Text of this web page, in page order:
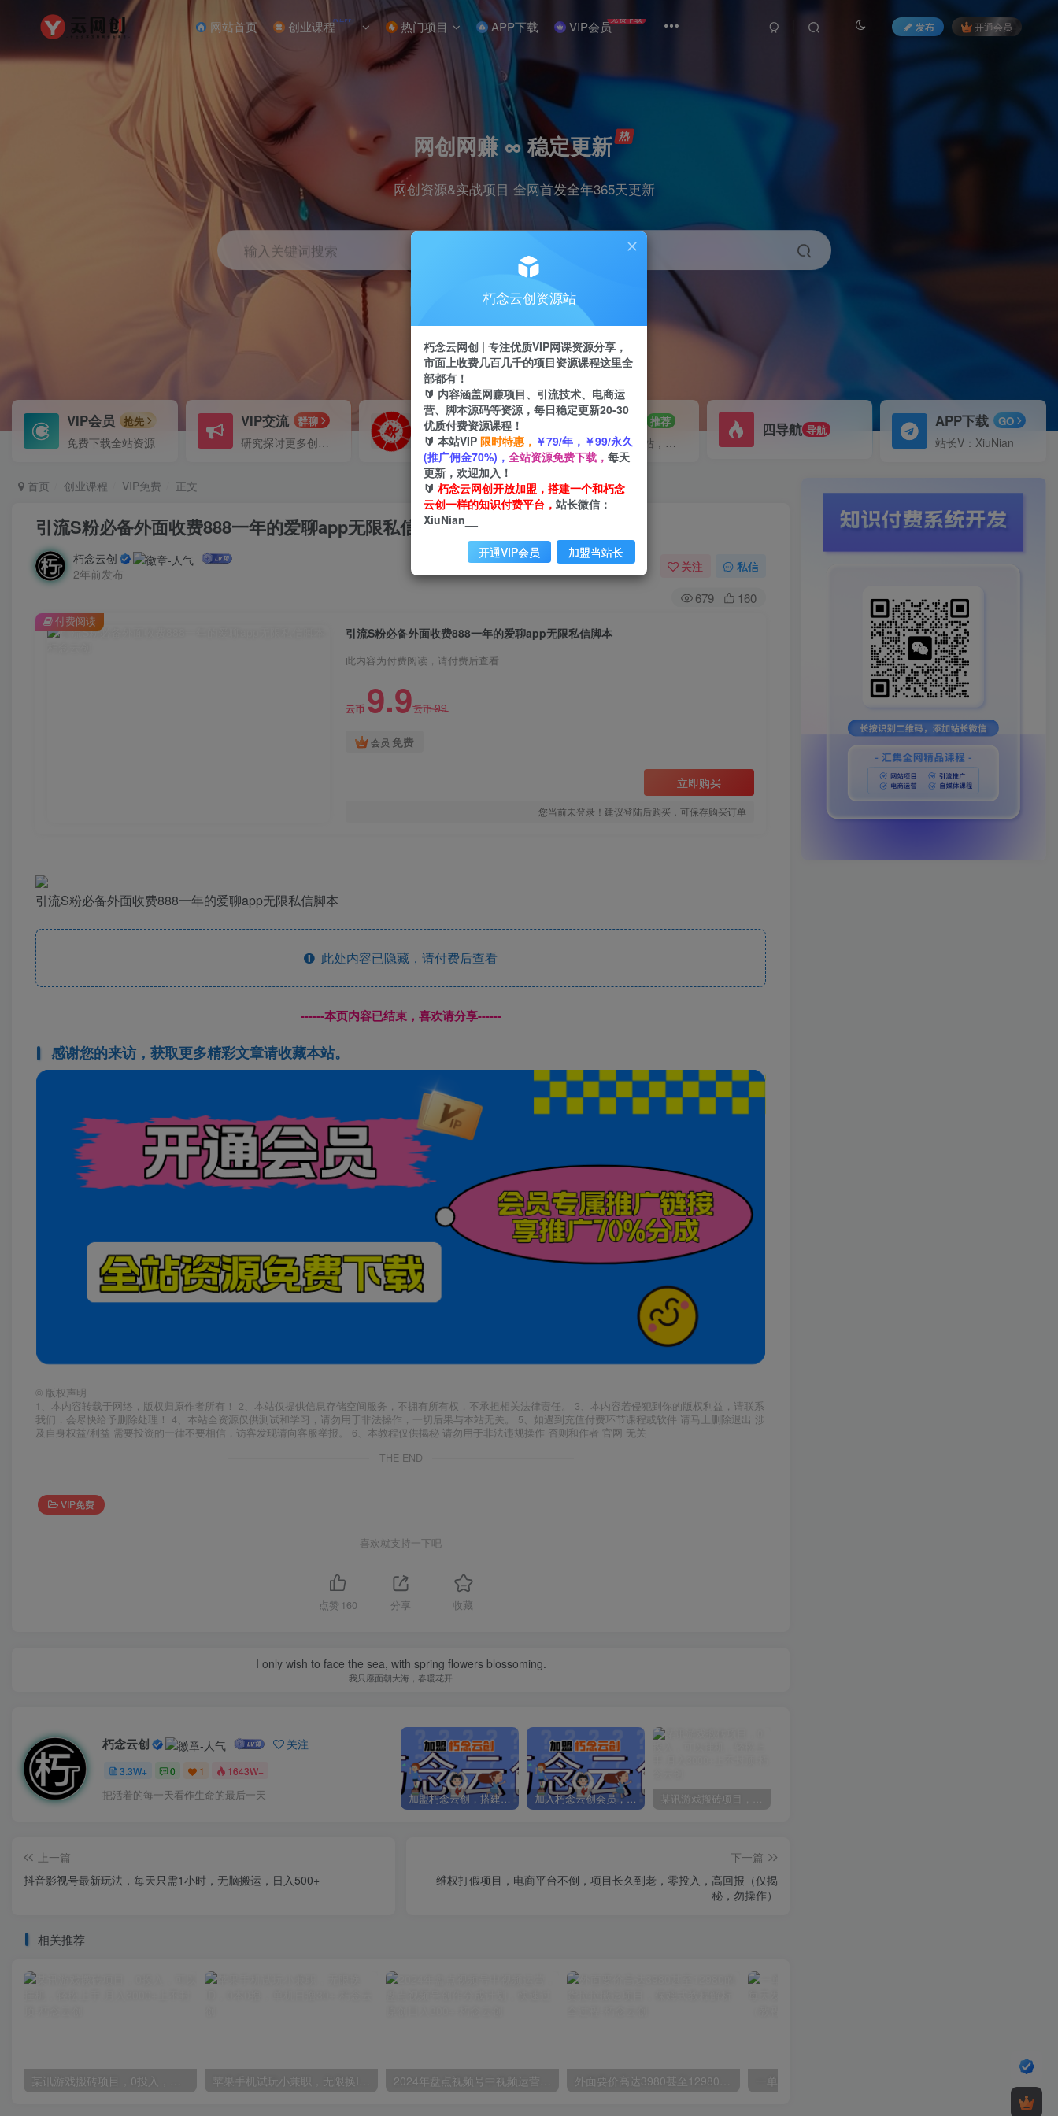
网站首页 创业课程NEW 热门项目 APP下载 VIP会员免费下载
发布 开通会员
网创网赚 ∞ 稳定更新
网创资源&实战项目 全网首发全年365天更新
输入关键词搜索
小红书 挂机 快手
VIP会员 抢先
免费下载全站资源
VIP交流 群聊
研究探讨更多创业项目路子。
VIP推广
70%分佣
会员专属推广链接
招募站长 推荐
搭建同款网站，自己当老板
四导航 导航 APP下载 GO
站长V：XiuNian__
首页 创业课程 VIP免费 正文
引流S粉必备外面收费888一年的爱聊app无限私信脚本
朽念云创
2年前发布
关注 私信
679 160
引流S粉必备外面收费888一年的爱聊app无限私信脚本
此内容为付费阅读，请付费后查看
云币 9.9云币99
会员 免费
立即购买
您当前未登录！建议登陆后购买，可保存购买订单
付费阅读
引流S粉必备外面收费888一年的爱聊app无限私信脚本
此处内容已隐藏，请付费后查看
------本页内容已结束，喜欢请分享------
感谢您的来访，获取更多精彩文章请收藏本站。
© 版权声明
1、本内容转载于网络，版权归原作者所有！ 2、本站仅提供信息存储空间服务，不拥有所有权，不承担相关法律责任。 3、本内容若侵犯到你的版权利益，请联系
我们，会尽快给予删除处理！ 4、本站全资源仅供测试和学习，请勿用于非法操作，一切后果与本站无关。 5、如遇到充值付费环节课程或软件 请马上删除退出 涉
及自身权益/利益 需要投资的一律不要相信，访客发现请向客服举报。 6、本教程仅供揭秘 请勿用于非法违规操作 否则和作者 官网 无关
THE END
VIP免费
喜欢就支持一下吧
点赞 160 分享 收藏
I only wish to face the sea, with spring flowers blossoming.
我只愿面朝大海，春暖花开
朽念云创 关注
3.3W+ 0 1 1643W+
把活着的每一天看作生命的最后一天 加盟朽念云创，搭建同款项目资源站，实现日入2000+ 加入朽念云创会员，全站资源免费学习。 某讯游戏搬砖项目，0投入，可以挂机，轻松上手,月入3000+上不封顶
上一篇
抖音影视号最新玩法，每天只需1小时，无脑搬运，日入500+
下一篇
维权打假项目，电商平台不倒，项目长久到老，零投入，高回报（仅揭
秘，勿操作）
相关推荐
某讯游戏搬砖项目，0投入，可以挂机，轻松上手,月入3000+上不封顶 苹果手机试玩小兼职，无限换ID，0本0撸，单机日撸30+ 2024年盘点视频号中视频运营，盘点视频号创作分成计划，快速过原创日入300+ 外面要价高达3980甚至12980的货拉拉搬运项目，保姆式教程解析全过程
朽念云创资源站
朽念云网创 | 专注优质VIP网课资源分享，
市面上收费几百几千的项目资源课程这里全
部都有！
🔰 内容涵盖网赚项目、引流技术、电商运
营、脚本源码等资源，每日稳定更新20-30
优质付费资源课程！
🔰 本站VIP 限时特惠， ￥79/年，￥99/永久
(推广佣金70%)， 全站资源免费下载， 每天
更新，欢迎加入！
🔰 朽念云网创开放加盟，搭建一个和朽念
云创一样的知识付费平台， 站长微信：
XiuNian__
开通VIP会员 加盟当站长